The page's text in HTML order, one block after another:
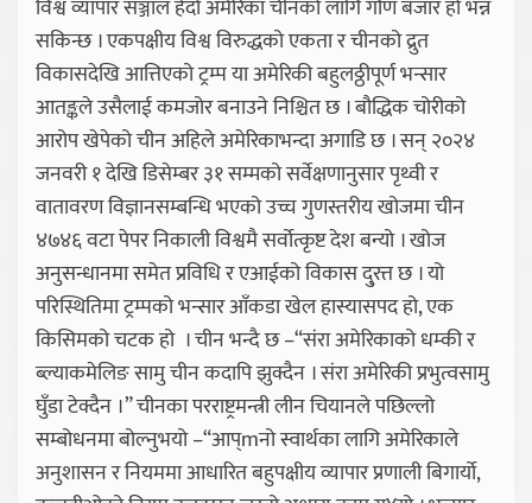
विश्व व्यापार सञ्जाल हेर्दा अमेरिका चीनको लागि गौण बजार हो भन्न
सकिन्छ । एकपक्षीय विश्व विरुद्धको एकता र चीनको द्रुत
विकासदेखि आत्तिएको ट्रम्प या अमेरिकी बहुलठ्ठीपूर्ण भन्सार
आतङ्कले उसैलाई कमजोर बनाउने निश्चित छ । बौद्धिक चोरीको
आरोप खेपेको चीन अहिले अमेरिकाभन्दा अगाडि छ । सन् २०२४
जनवरी १ देखि डिसेम्बर ३१ सम्मको सर्वेक्षणानुसार पृथ्वी र
वातावरण विज्ञानसम्बन्धि भएको उच्च गुणस्तरीय खोजमा चीन
४७४६ वटा पेपर निकाली विश्वमै सर्वोत्कृष्ट देश बन्यो । खोज
अनुसन्धानमा समेत प्रविधि र एआईको विकास दु्रत्त छ । यो
परिस्थितिमा ट्रम्पको भन्सार आँकडा खेल हास्यासपद हो, एक
किसिमको चटक हो । चीन भन्दै छ –“संरा अमेरिकाको धम्की र
ब्ल्याकमेलिङ सामु चीन कदापि झुक्दैन । संरा अमेरिकी प्रभुत्वसामु
घुँडा टेक्दैन ।” चीनका परराष्ट्रमन्त्री लीन चियानले पछिल्लो
सम्बोधनमा बोल्नुभयो –“आप्mनो स्वार्थका लागि अमेरिकाले
अनुशासन र नियममा आधारित बहुपक्षीय व्यापार प्रणाली बिगार्यो,